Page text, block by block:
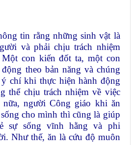
tin rằng những sinh vật là
và phải chịu trách nhiệm
Một con kiến đốt ta, một con
theo bản năng và chúng
chí khi thực hiện hành động
thể chịu trách nhiệm về việc
người Công giáo khi ăn
cho mình thì cũng là giúp
sự sống vĩnh hằng và phi
Như thế, ăn là cứu độ muôn